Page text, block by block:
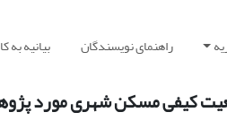
راهنمای نویسندگان بیانیه
مسکن شهری مورد پژوهی: محله